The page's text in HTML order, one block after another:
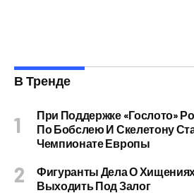
В Тренде
При Поддержке «Гослото»
По Бобслею И Скелетону
Чемпионате Европы
Фигуранты Дела О
Выходить Под Залог